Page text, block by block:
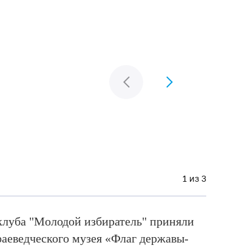
1 из 3
"Молодой избиратель" приняли
музея «Флаг державы-